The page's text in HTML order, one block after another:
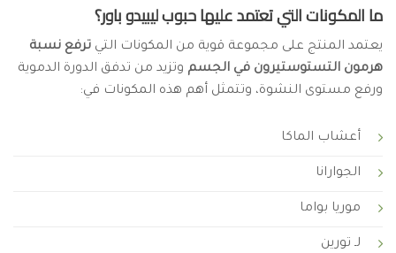
ما المكونات التي تعتمد عليها حبوب ليبيدو باور؟
يعتمد المنتج على مجموعة قوية من المكونات التي ترفع نسبة
هرمون التستوستيرون في الجسم وتزيد من تدفق الدورة الدموية
ورفع مستوى النشوة، وتتمثل أهم هذه المكونات في:
أعشاب الماكا
الجوارانا
موريا بواما
لـ تورين